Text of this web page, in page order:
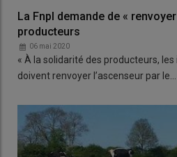
La Fnpl demande de «
producteurs
06 mai 2020
« À la solidarité des producteurs,
doivent renvoyer l’ascenseur par le…